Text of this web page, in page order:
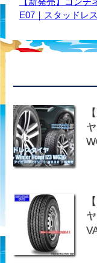
E07｜スタッドレ